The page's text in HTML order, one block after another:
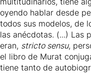
oyendo hablar desde
todos sus modelos, de
las anécdotas. (...) Las
eran, stricto sensu,
el libro de Murat
tiene tanto de